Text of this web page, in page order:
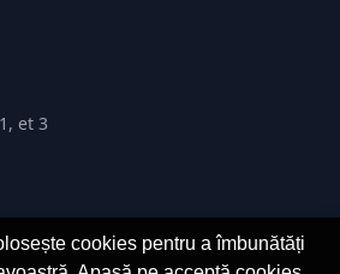
et 3
cookies pentru a îmbunătăți